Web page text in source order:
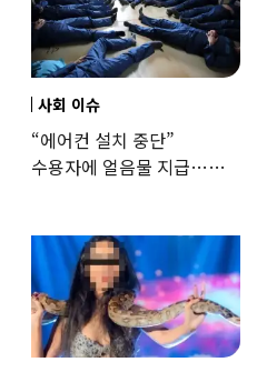
사회 이슈
“에어컨 설치 중단”
수용자에 얼음물 지급…